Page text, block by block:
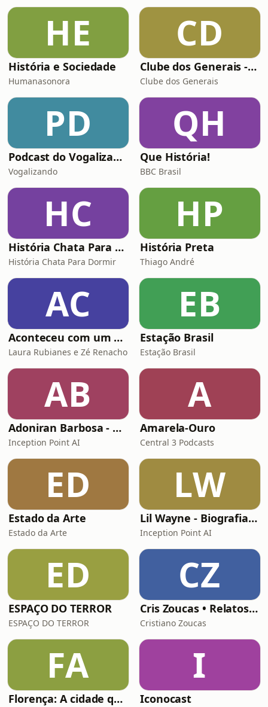
HE
História e Sociedade
Humanasonora
CD
Clube dos Generais - História Militar para quem não pode ter um blindado em casa!
Clube dos Generais
PD
Podcast do Vogalizando
Vogalizando
QH
Que História!
BBC Brasil
HC
História Chata Para Dormir
História Chata Para Dormir
HP
História Preta
Thiago André
AC
Aconteceu com um amigo de um amigo meu • Histórias do Reddit
Laura Rubianes e Zé Renacho
EB
Estação Brasil
Estação Brasil
AB
Adoniran Barbosa - Biografia Eterna
Inception Point AI
A
Amarela-Ouro
Central 3 Podcasts
ED
Estado da Arte
Estado da Arte
LW
Lil Wayne - Biografia Relâmpago
Inception Point AI
ED
ESPAÇO DO TERROR
ESPAÇO DO TERROR
CZ
Cris Zoucas • Relatos do Além • História Real de Terror Sobrenatural
Cristiano Zoucas
FA
Florença: A cidade que mudou o mundo
I
Iconocast